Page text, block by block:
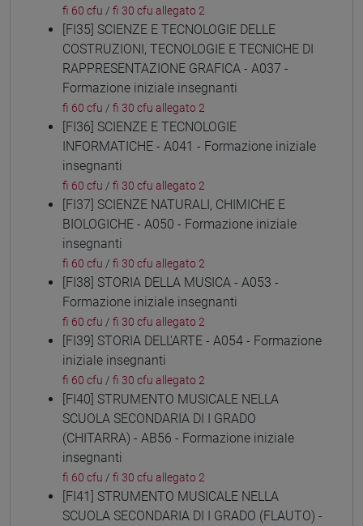
fi 60 cfu / fi 30 cfu allegato 2
[FI35] SCIENZE E TECNOLOGIE DELLE
COSTRUZIONI, TECNOLOGIE E TECNICHE DI
RAPPRESENTAZIONE GRAFICA - A037 -
Formazione iniziale insegnanti
fi 60 cfu / fi 30 cfu allegato 2
[FI36] SCIENZE E TECNOLOGIE
INFORMATICHE - A041 - Formazione iniziale
insegnanti
fi 60 cfu / fi 30 cfu allegato 2
[FI37] SCIENZE NATURALI, CHIMICHE E
BIOLOGICHE - A050 - Formazione iniziale
insegnanti
fi 60 cfu / fi 30 cfu allegato 2
[FI38] STORIA DELLA MUSICA - A053 -
Formazione iniziale insegnanti
fi 60 cfu / fi 30 cfu allegato 2
[FI39] STORIA DELL'ARTE - A054 - Formazione
iniziale insegnanti
fi 60 cfu / fi 30 cfu allegato 2
[FI40] STRUMENTO MUSICALE NELLA
SCUOLA SECONDARIA DI I GRADO
(CHITARRA) - AB56 - Formazione iniziale
insegnanti
fi 60 cfu / fi 30 cfu allegato 2
[FI41] STRUMENTO MUSICALE NELLA
SCUOLA SECONDARIA DI I GRADO (FLAUTO) -